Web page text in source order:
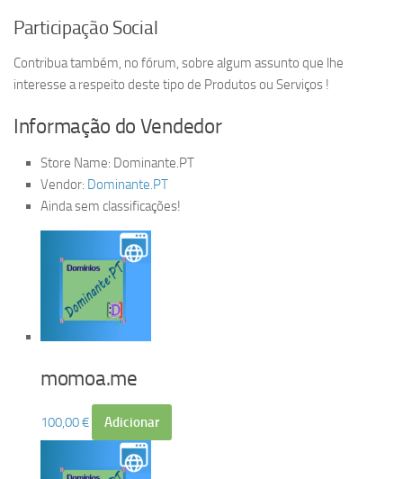
Participação Social
Contribua também, no fórum, sobre algum assunto que lhe
interesse a respeito deste tipo de Produtos ou Serviços !
Informação do Vendedor
Store Name: Dominante.PT
Vendor: Dominante.PT
Ainda sem classificações!
momoa.me
100,00€ Adicionar